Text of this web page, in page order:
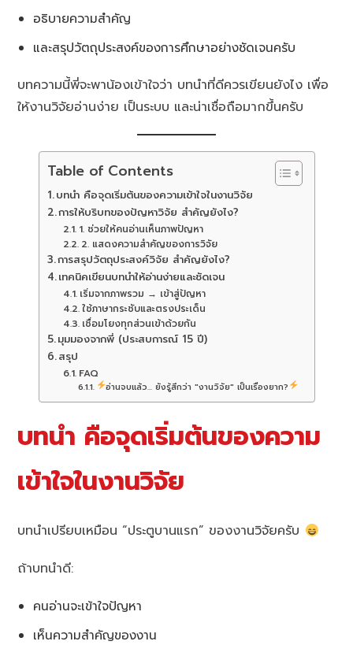
อธิบายความสำคัญ
และสรุปวัตถุประสงค์ของการศึกษาอย่างชัดเจนครับ
บทความนี้พี่จะพาน้องเข้าใจว่า บทนำที่ดีควรเขียนยังไง เพื่อ
ให้งานวิจัยอ่านง่าย เป็นระบบ และน่าเชื่อถือมากขึ้นครับ
Table of Contents
บทนำ คือจุดเริ่มต้นของความเข้าใจในงานวิจัย
การให้บริบทของปัญหาวิจัย สำคัญยังไง?
1. ช่วยให้คนอ่านเห็นภาพปัญหา
2. แสดงความสำคัญของการวิจัย
การสรุปวัตถุประสงค์วิจัย สำคัญยังไง?
เทคนิคเขียนบทนำให้อ่านง่ายและชัดเจน
เริ่มจากภาพรวม → เข้าสู่ปัญหา
ใช้ภาษากระชับและตรงประเด็น
เชื่อมโยงทุกส่วนเข้าด้วยกัน
มุมมองจากพี่ (ประสบการณ์ 15 ปี)
สรุป
FAQ
อ่านจบแล้ว... ยังรู้สึกว่า "งานวิจัย" เป็นเรื่องยาก?
บทนำ คือจุดเริ่มต้นของความ
เข้าใจในงานวิจัย
บทนำเปรียบเหมือน “ประตูบานแรก” ของงานวิจัยครับ
ถ้าบทนำดี:
คนอ่านจะเข้าใจปัญหา
เห็นความสำคัญของงาน